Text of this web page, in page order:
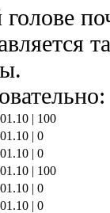
| 100
| 0
| 0
| 100
| 0
| 0